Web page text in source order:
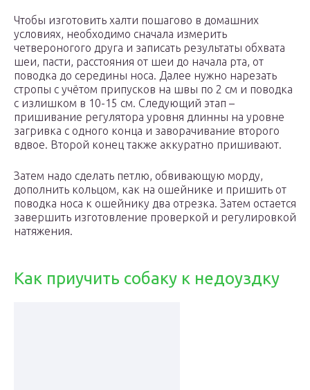
Чтобы изготовить халти пошагово в домашних
условиях, необходимо сначала измерить
четвероногого друга и записать результаты обхвата
шеи, пасти, расстояния от шеи до начала рта, от
поводка до середины носа. Далее нужно нарезать
стропы с учётом припусков на швы по 2 см и поводка
с излишком в 10-15 см. Следующий этап –
пришивание регулятора уровня длинны на уровне
загривка с одного конца и заворачивание второго
вдвое. Второй конец также аккуратно пришивают.
Затем надо сделать петлю, обвивающую морду,
дополнить кольцом, как на ошейнике и пришить от
поводка носа к ошейнику два отрезка. Затем остается
завершить изготовление проверкой и регулировкой
натяжения.
Как приучить собаку к недоуздку